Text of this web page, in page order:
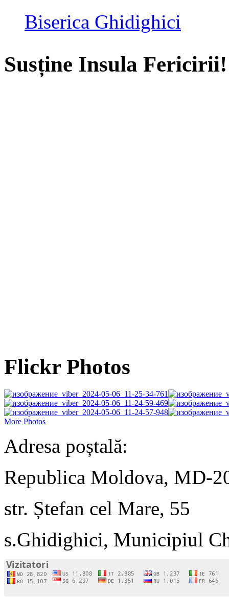
Biserica Ghidighici
Susține Insula Fericirii!
Flickr Photos
More Photos
Adresa poștală:
Republica Moldova, MD-
str. Ștefan cel Mare, 55
s.Ghidighici, Municipiul